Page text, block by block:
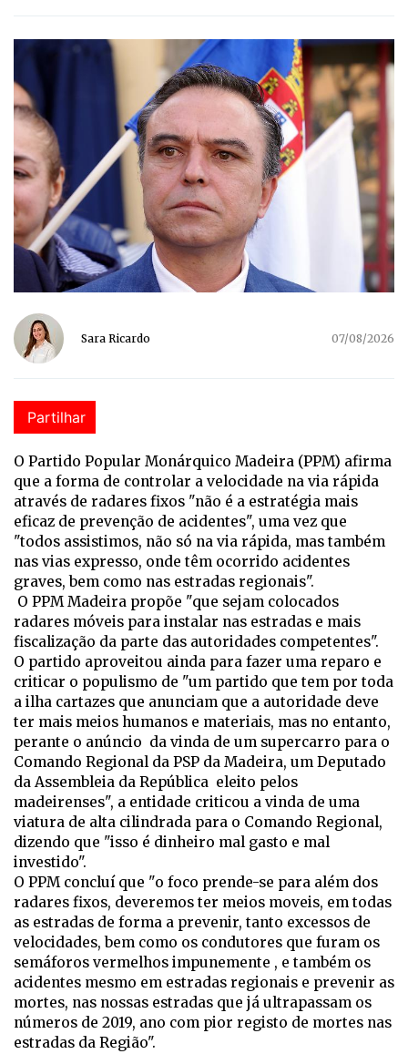
Sara Ricardo 07/08/2026
Partilhar
O Partido Popular Monárquico Madeira (PPM) afirma
que a forma de controlar a velocidade na via rápida
através de radares fixos "não é a estratégia mais
eficaz de prevenção de acidentes", uma vez que
"todos assistimos, não só na via rápida, mas também
nas vias expresso, onde têm ocorrido acidentes
graves, bem como nas estradas regionais".
O PPM Madeira propõe "que sejam colocados
radares móveis para instalar nas estradas e mais
fiscalização da parte das autoridades competentes".
O partido aproveitou ainda para fazer uma reparo e
criticar o populismo de "um partido que tem por toda
a ilha cartazes que anunciam que a autoridade deve
ter mais meios humanos e materiais, mas no entanto,
perante o anúncio da vinda de um supercarro para o
Comando Regional da PSP da Madeira, um Deputado
da Assembleia da República eleito pelos
madeirenses", a entidade criticou a vinda de uma
viatura de alta cilindrada para o Comando Regional,
dizendo que "isso é dinheiro mal gasto e mal
investido".
O PPM concluí que "o foco prende-se para além dos
radares fixos, deveremos ter meios moveis, em todas
as estradas de forma a prevenir, tanto excessos de
velocidades, bem como os condutores que furam os
semáforos vermelhos impunemente , e também os
acidentes mesmo em estradas regionais e prevenir as
mortes, nas nossas estradas que já ultrapassam os
números de 2019, ano com pior registo de mortes nas
estradas da Região".